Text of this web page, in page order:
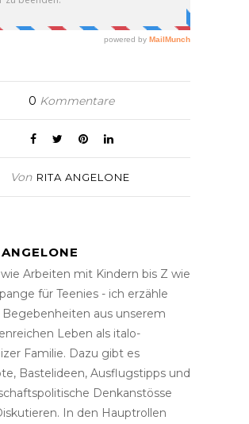
0 Kommentare
Von RITA ANGELONE
Arbeiten mit Kindern bis Z wie
für Teenies - ich erzähle
Begebenheiten aus unserem
Leben als italo-
Familie. Dazu gibt es
Bastelideen, Ausflugstipps und
Denkanstösse
In den Hauptrollen